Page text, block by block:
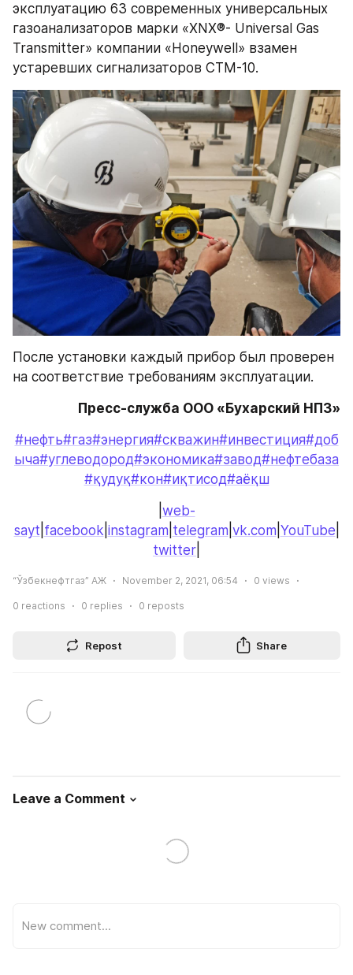
эксплуатацию 63 современных универсальных
газоанализаторов марки «XNX®- Universal Gas
Transmitter» компании «Honeywell» взамен
устаревших сигнализаторов СТМ-10.
После установки каждый прибор был проверен
на соответствие требованиям эксплуатации.
Пресс-служба ООО «Бухарский НПЗ»
#нефть#газ#энергия#скважин#инвестиция#доб
ыча#углеводород#экономика#завод#нефтебаза
#қудуқ#кон#иқтисод#аёқш
web-
sayt facebook instagram telegram vk.com YouTube
twitter
“Ўзбекнефтгаз” АЖ November 2, 2021, 06:54 0 views
0 reactions 0 replies 0 reposts
Repost Share
Leave a Comment